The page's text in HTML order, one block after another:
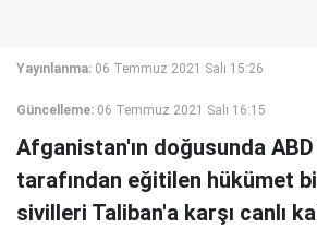
Yayınlanma: 06 Temmuz 2021 Salı 15:26
Güncelleme: 06 Temmuz 2021 Salı 16:15
Afganistan'ın doğusunda
tarafından eğitilen hükümet
sivilleri Taliban'a karşı canlı